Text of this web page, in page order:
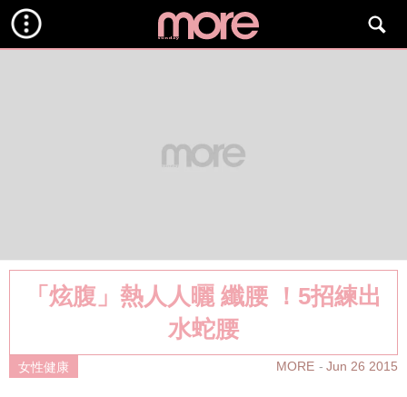
「炫腹」熱人人曬 纖腰 ！5招練出
水蛇腰
女性健康 MORE Jun 26 2015